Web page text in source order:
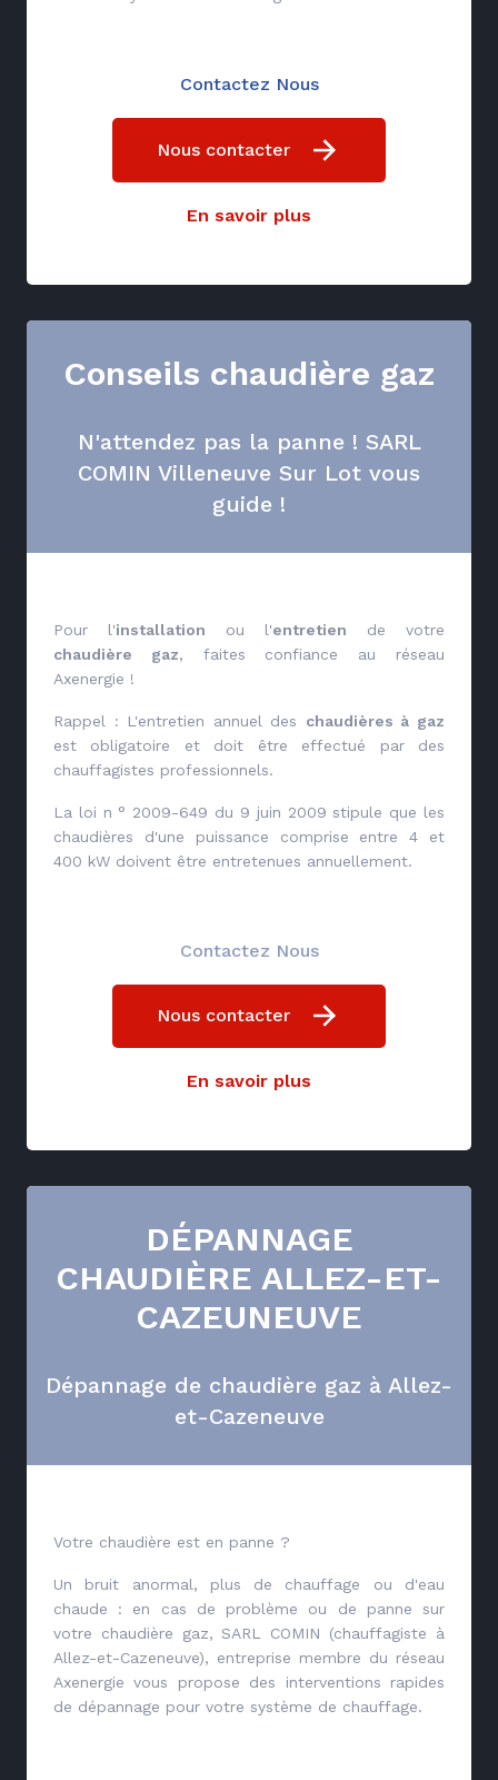
Contactez Nous
Nous contacter
En savoir plus
Conseils chaudière gaz
N'attendez pas la panne ! SARL
COMIN Villeneuve Sur Lot vous
guide !
Pour l'installation ou l'entretien de votre
chaudière gaz, faites confiance au réseau
Axenergie !
Rappel : L'entretien annuel des chaudières à gaz
est obligatoire et doit être effectué par des
chauffagistes professionnels.
La loi n ° 2009-649 du 9 juin 2009 stipule que les
chaudières d'une puissance comprise entre 4 et
400 kW doivent être entretenues annuellement.
Contactez Nous
Nous contacter
En savoir plus
DÉPANNAGE
CHAUDIÈRE ALLEZ-ET-
CAZEUNEUVE
Dépannage de chaudière gaz à Allez-
et-Cazeneuve
Votre chaudière est en panne ?
Un bruit anormal, plus de chauffage ou d'eau
chaude : en cas de problème ou de panne sur
votre chaudière gaz, SARL COMIN (chauffagiste à
Allez-et-Cazeneuve), entreprise membre du réseau
Axenergie vous propose des interventions rapides
de dépannage pour votre système de chauffage.